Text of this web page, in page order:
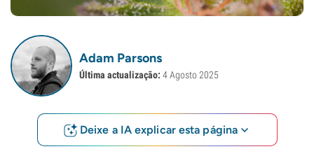
Adam Parsons
Última actualização: 4 Agosto 2025
Deixe a IA explicar esta página